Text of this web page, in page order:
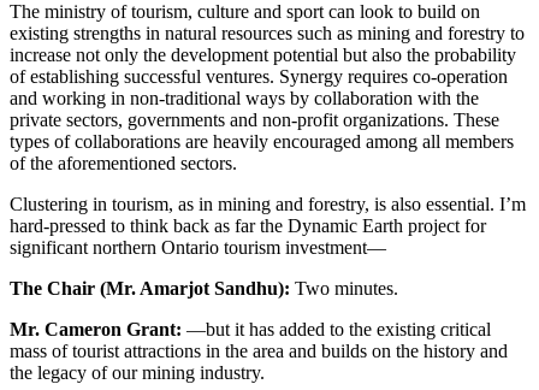
The ministry of tourism, culture and sport can look to build on
existing strengths in natural resources such as mining and forestry to
increase not only the development potential but also the probability
of establishing successful ventures. Synergy requires co-operation
and working in non-traditional ways by collaboration with the
private sectors, governments and non-profit organizations. These
types of collaborations are heavily encouraged among all members
of the aforementioned sectors.
Clustering in tourism, as in mining and forestry, is also essential. I’m
hard-pressed to think back as far the Dynamic Earth project for
significant northern Ontario tourism investment—
The Chair (Mr. Amarjot Sandhu): Two minutes.
Mr. Cameron Grant: —but it has added to the existing critical
mass of tourist attractions in the area and builds on the history and
the legacy of our mining industry.